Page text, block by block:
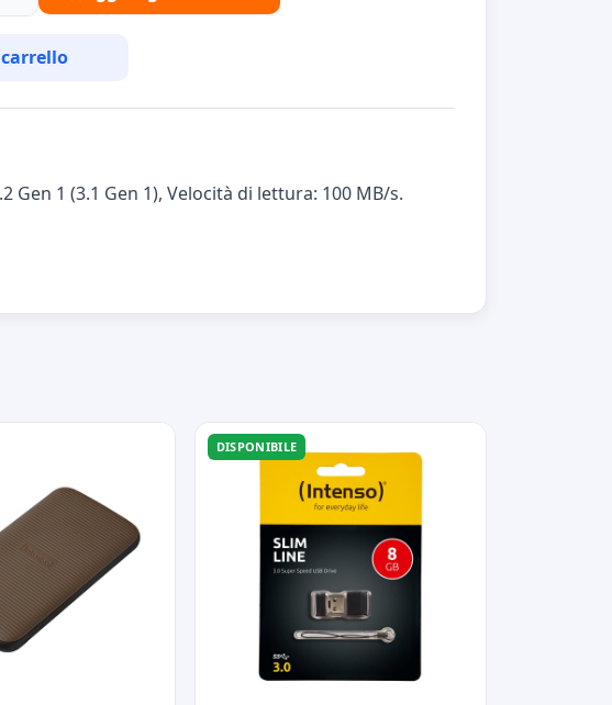
Gen 1 (3.1 Gen 1), Velocità di lettura: 100 MB/s.
DISPONIBILE